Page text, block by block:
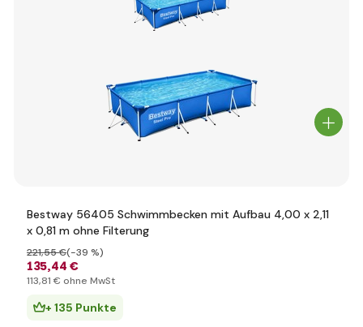
Bestway 56405 Schwimmbecken mit Aufbau 4,00 x 2,11
x 0,81 m ohne Filterung
135,44 €
221,55 €(-39 %)
113,81 € ohne MwSt
+ 135 Punkte